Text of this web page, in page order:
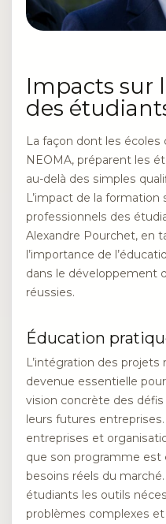
Impacts sur
des
La façon dont les
NEOMA, préparent les
au-delà des simples
L’impact de la formation
professionnels des
Alexandre Pourchet, en
l’importance de
dans le développement
réussies.
Éducation
L’intégration des
devenue essentielle
vision concrète des
leurs futures entreprises.
entreprises et
que son programme est
besoins réels du
étudiants les outils
problèmes complexes